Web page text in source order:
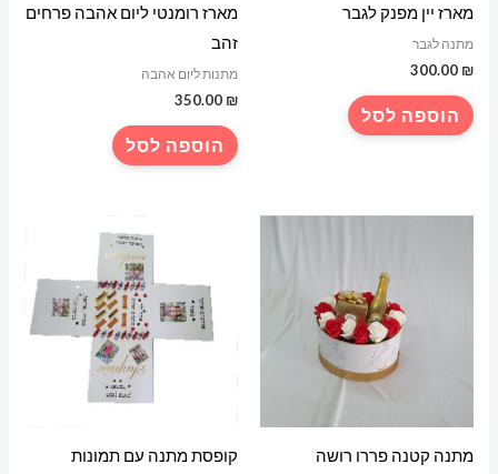
מארז יין מפנק לגבר
מתנה לגבר
300.00 ₪
הוספה לסל
מארז רומנטי ליום אהבה פרחים
זהב
מתנות ליום אהבה
350.00 ₪
הוספה לסל
מתנה קטנה פררו רושה קופסת מתנה עם תמונות